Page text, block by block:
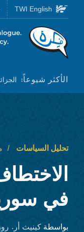
Skip to main content
Homepage
الأكثر شيوعاً:
TWI English
تحليل السياسات
في
بواسطة كينيث أر.